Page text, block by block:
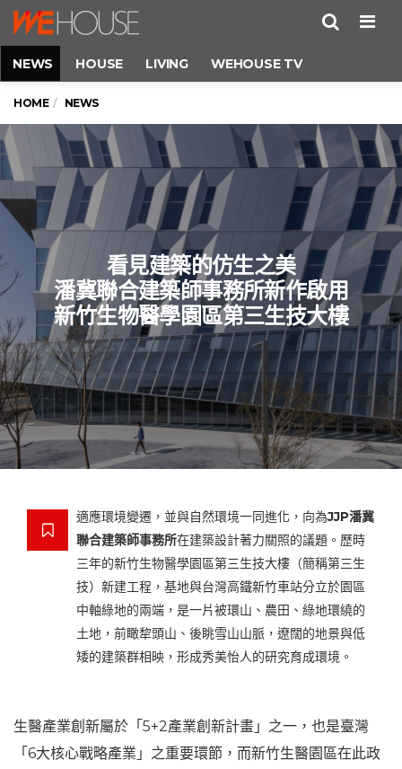
NEWS HOUSE LIVING WEHOUSE TV
HOME NEWS
看見建築的仿生之美
潘冀聯合建築師事務所新作啟用
新竹生物醫學園區第三生技大樓
適應環境變遷，並與自然環境一同進化，向為JJP潘冀
聯合建築師事務所在建築設計著力關照的議題。歷時
三年的新竹生物醫學園區第三生技大樓（簡稱第三生
技）新建工程，基地與台灣高鐵新竹車站分立於園區
中軸綠地的兩端，是一片被環山、農田、綠地環繞的
土地，前瞰犂頭山、後眺雪山山脈，遼闊的地景與低
矮的建築群相映，形成秀美怡人的研究育成環境。
生醫產業創新屬於「5+2產業創新計畫」之一，也是臺灣
「6大核心戰略產業」之重要環節，而新竹生醫園區在此政